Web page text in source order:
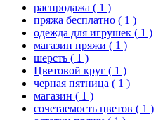
распродажа ( 1 )
пряжа бесплатно ( 1 )
одежда для игрушек ( 1 )
магазин пряжи ( 1 )
шерсть ( 1 )
Цветовой круг ( 1 )
черная пятница ( 1 )
магазин ( 1 )
сочетаемость цветов ( 1 )